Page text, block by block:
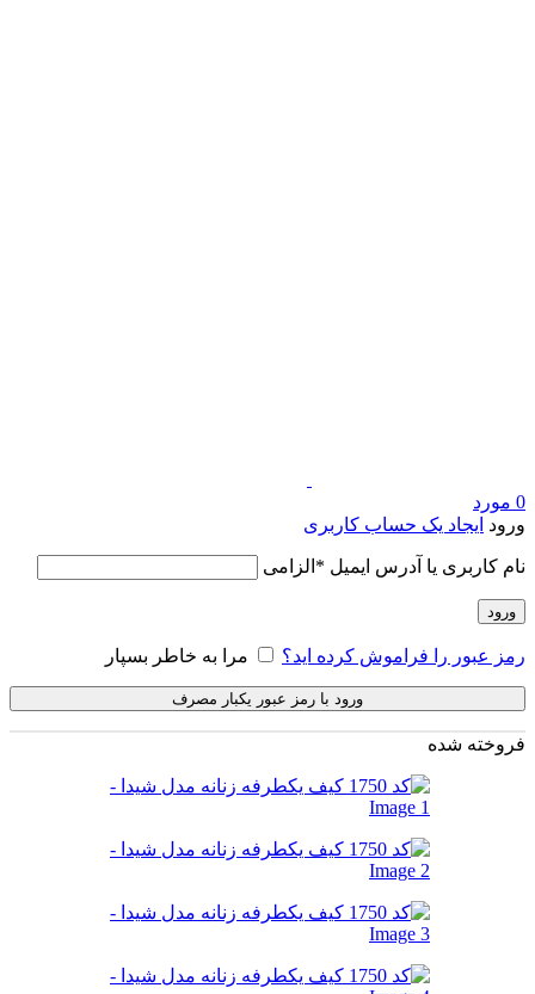
0 مورد
ورود ایجاد یک حساب کاربری
نام کاربری یا آدرس ایمیل * الزامی
ورود
رمز عبور را فراموش کرده اید؟ مرا به خاطر بسپار
ورود با رمز عبور یکبار مصرف
فروخته شده